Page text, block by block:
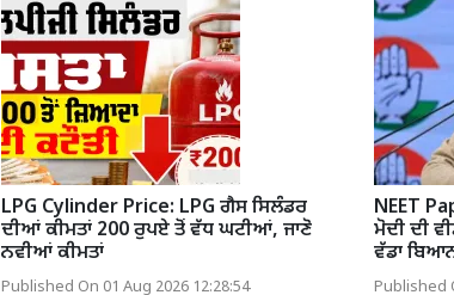
LPG Cylinder Price: LPG ਗੈਸ ਸਿਲੰਡਰ
ਦੀਆਂ ਕੀਮਤਾਂ 200 ਰੁਪਏ ਤੋਂ ਵੱਧ ਘਟੀਆਂ, ਜਾਣੋ
ਨਵੀਆਂ ਕੀਮਤਾਂ
Published On 01 Aug 2026 12:28:54
NEET
ਮੋਦੀ ਦੀ
ਵੱਡਾ
Published